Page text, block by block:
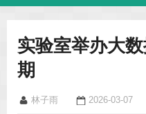
实验室举办大
期
林子雨 2026-03-07